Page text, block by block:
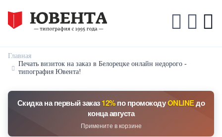
Главная
Печать визиток на заказ в Белорецке онлайн недорого -
типография Ювента!
Скидка на первый заказ12%по промокодуONLINEдо
конца августа
Примените в корзине